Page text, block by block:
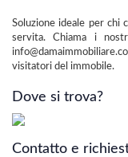
Soluzione ideale per chi
servita. Chiama i
visitatori del immobile.
Dove si trova?
Contatto e